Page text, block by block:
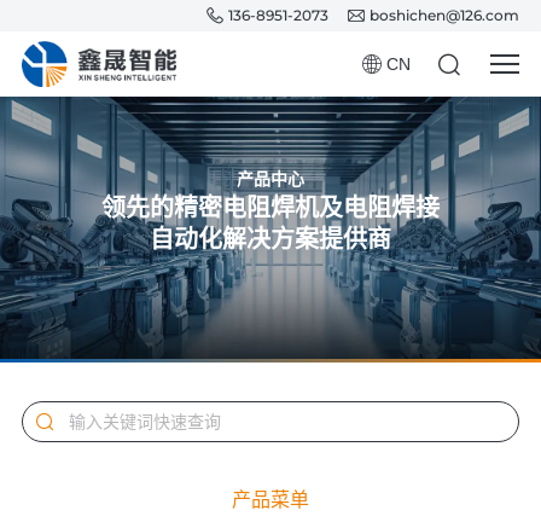
136-8951-2073 boshichen@126.com
CN
产品中心
领先的精密电阻焊机及电阻焊接
自动化解决方案提供商
产品菜单